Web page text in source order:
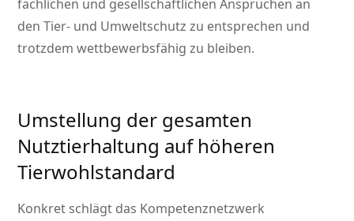
fachlichen und gesellschaftlichen Ansprüchen an
den Tier- und Umweltschutz zu entsprechen und
trotzdem wettbewerbsfähig zu bleiben.
Umstellung der gesamten
Nutztierhaltung auf höheren
Tierwohlstandard
Konkret schlägt das Kompetenznetzwerk